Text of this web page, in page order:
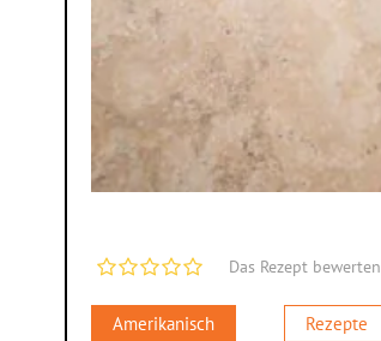
Das Rezept bewerten
Amerikanisch Rezepte